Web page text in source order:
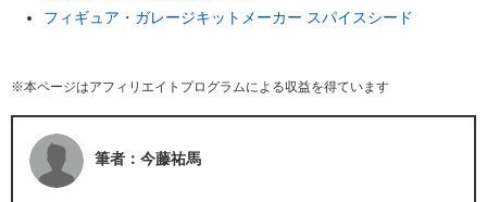
フィギュア・ガレージキットメーカー スパイスシード
※本ページはアフィリエイトプログラムによる収益を得ています
筆者：今藤祐馬